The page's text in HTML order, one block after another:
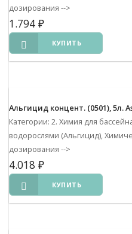
дозирования -->
1.794 ₽
КУПИТЬ
Альгицид концент. (0501), 5л.
Категории: 2. Химия для
водорослями (Альгицид),
дозирования -->
4.018 ₽
КУПИТЬ